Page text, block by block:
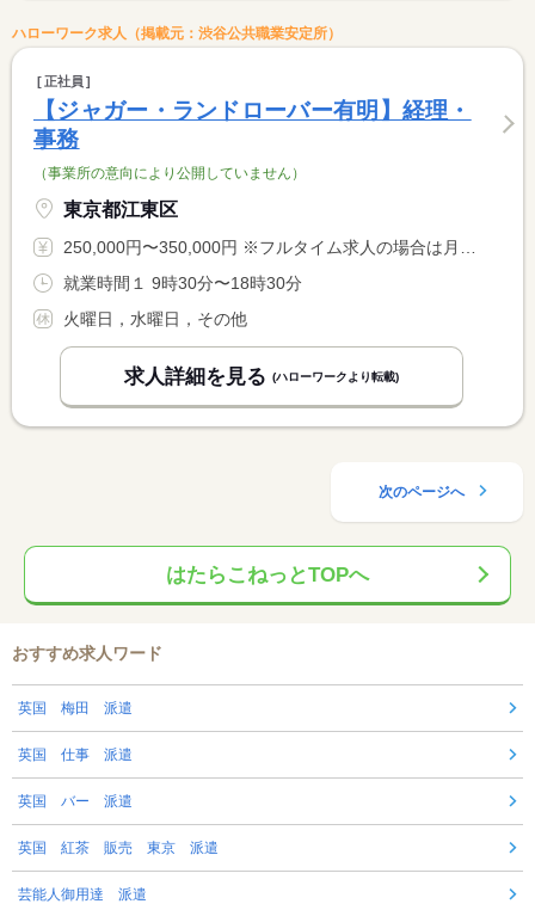
ハローワーク求人（掲載元：渋谷公共職業安定所）
正社員
【ジャガー・ランドローバー有明】経理・
事務
（事業所の意向により公開していません）
東京都江東区
250,000円〜350,000円 ※フルタイム求人の場合は月額（換算額）、パート求人の場合は時間額を表示しています。
就業時間１ 9時30分〜18時30分
火曜日，水曜日，その他
求人詳細を見る (ハローワークより転載)
次のページへ
はたらこねっとTOPへ
おすすめ求人ワード
英国 梅田 派遣
英国 仕事 派遣
英国 バー 派遣
英国 紅茶 販売 東京 派遣
芸能人御用達 派遣